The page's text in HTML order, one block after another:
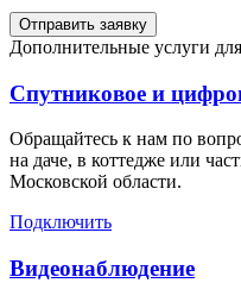
Отправить заявку
Дополнительные услуги
Спутниковое и
Обращайтесь к нам по
на даче, в коттедже или
Московской области.
Подключить
Видеонаблюдение